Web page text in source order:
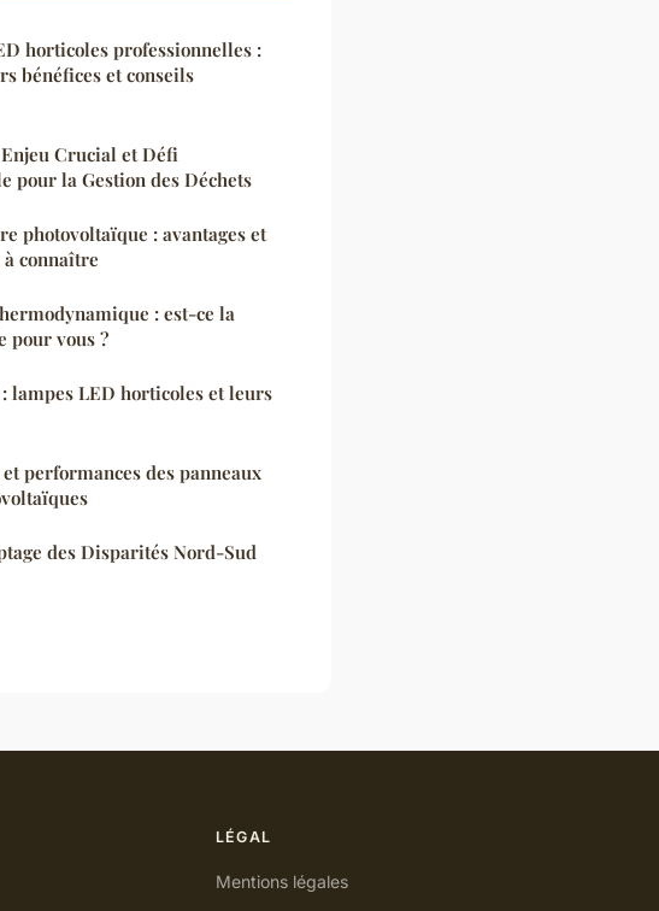
horticoles professionnelles :
bénéfices et conseils
Crucial et Défi
pour la Gestion des Déchets
photovoltaïque : avantages et
connaître
: est-ce la
pour vous ?
lampes LED horticoles et leurs
performances des panneaux
des Disparités Nord-Sud
LÉGAL
Mentions légales